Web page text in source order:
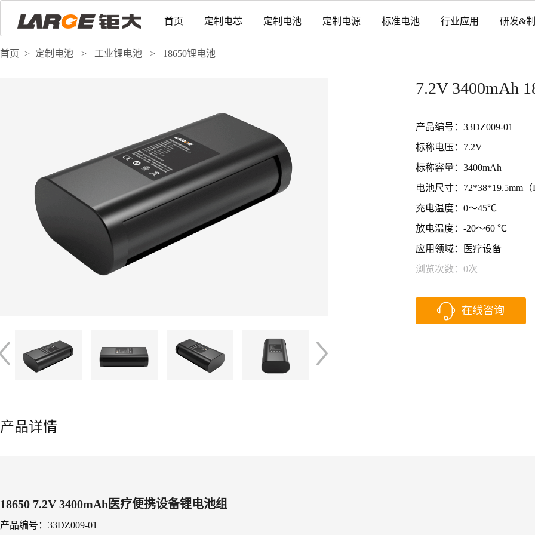
首页 定制电芯 定制电池 定制电源 标准电池 行业应用 研发&
首页 > 定制电池 > 工业锂电池 > 18650锂电池
7.2V 3400mAh
产品编号：33DZ009-01
标称电压：7.2V
标称容量：3400mAh
电池尺寸：72*38*19.5mm（
充电温度：0～45℃
放电温度：-20～60 ℃
应用领域：医疗设备
浏览次数： 0次
在线咨询
产品详情
18650 7.2V 3400mAh医疗便携设备锂电池组
产品编号：33DZ009-01